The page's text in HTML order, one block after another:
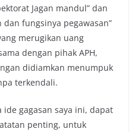
Jagan mandul” dan
fungsinya pegawasan”
merugikan uang
dengan pihak APH,
didiamkan menumpuk
terkendali.
ide gagasan saya ini, dapat
penting, untuk